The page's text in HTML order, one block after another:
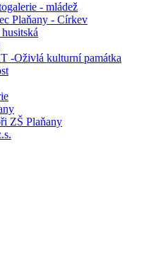
- mládež
Plaňany - Církev
-Oživlá kulturní památka
ZŠ Plaňany